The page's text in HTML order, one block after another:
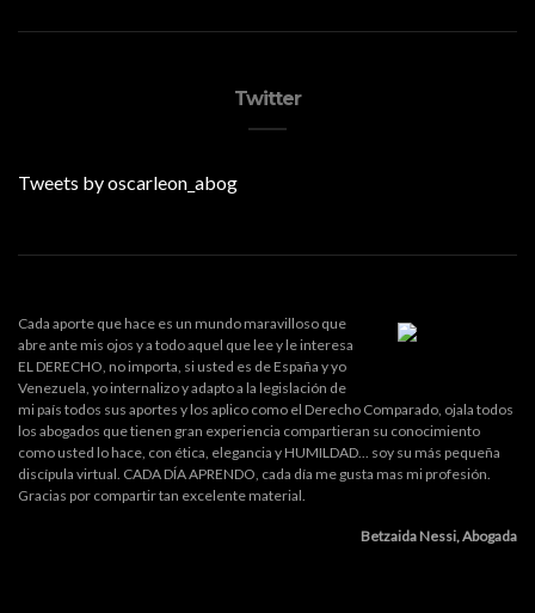
Twitter
Tweets by oscarleon_abog
Cada aporte que hace es un mundo maravilloso que
abre ante mis ojos y a todo aquel que lee y le interesa
EL DERECHO, no importa, si usted es de España y yo
Venezuela, yo internalizo y adapto a la legislación de
mi país todos sus aportes y los aplico como el Derecho Comparado, ojala todos
los abogados que tienen gran experiencia compartieran su conocimiento
como usted lo hace, con ética, elegancia y HUMILDAD... soy su más pequeña
discípula virtual. CADA DÍA APRENDO, cada día me gusta mas mi profesión.
Gracias por compartir tan excelente material.
Betzaida Nessi, Abogada